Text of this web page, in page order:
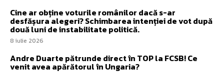
Cine ar obține voturile românilor dacă s-ar
desfășura alegeri? Schimbarea intenției de vot după
două luni de instabilitate politică.
8 iulie 2026
Andre Duarte pătrunde direct în TOP la FCSB! Ce
venit avea apărătorul în Ungaria?